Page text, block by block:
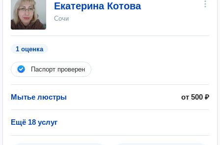
Екатерина Котова
Сочи
1 оценка
Паспорт проверен
Мытье люстры от 500 ₽
Ещё 18 услуг